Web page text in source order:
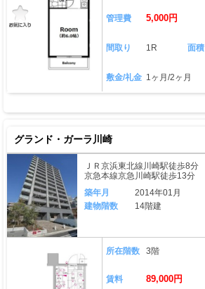
管理費 5,000円
間取り 1R 面積
敷金/礼金 1ヶ月/2ヶ月
グランド・ガーラ川崎
ＪＲ京浜東北線川崎駅徒歩8分
京急本線京急川崎駅徒歩13分
築年月
2014年01月
建物階数
14階建
所在階数 3階
賃料 89,000円